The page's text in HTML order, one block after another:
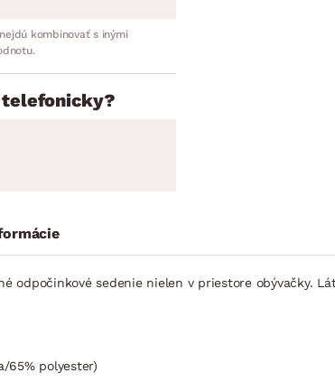
kombinovať s inými
telefonicky?
odpočinkové sedenie nielen v priestore obývačky.
65% polyester)